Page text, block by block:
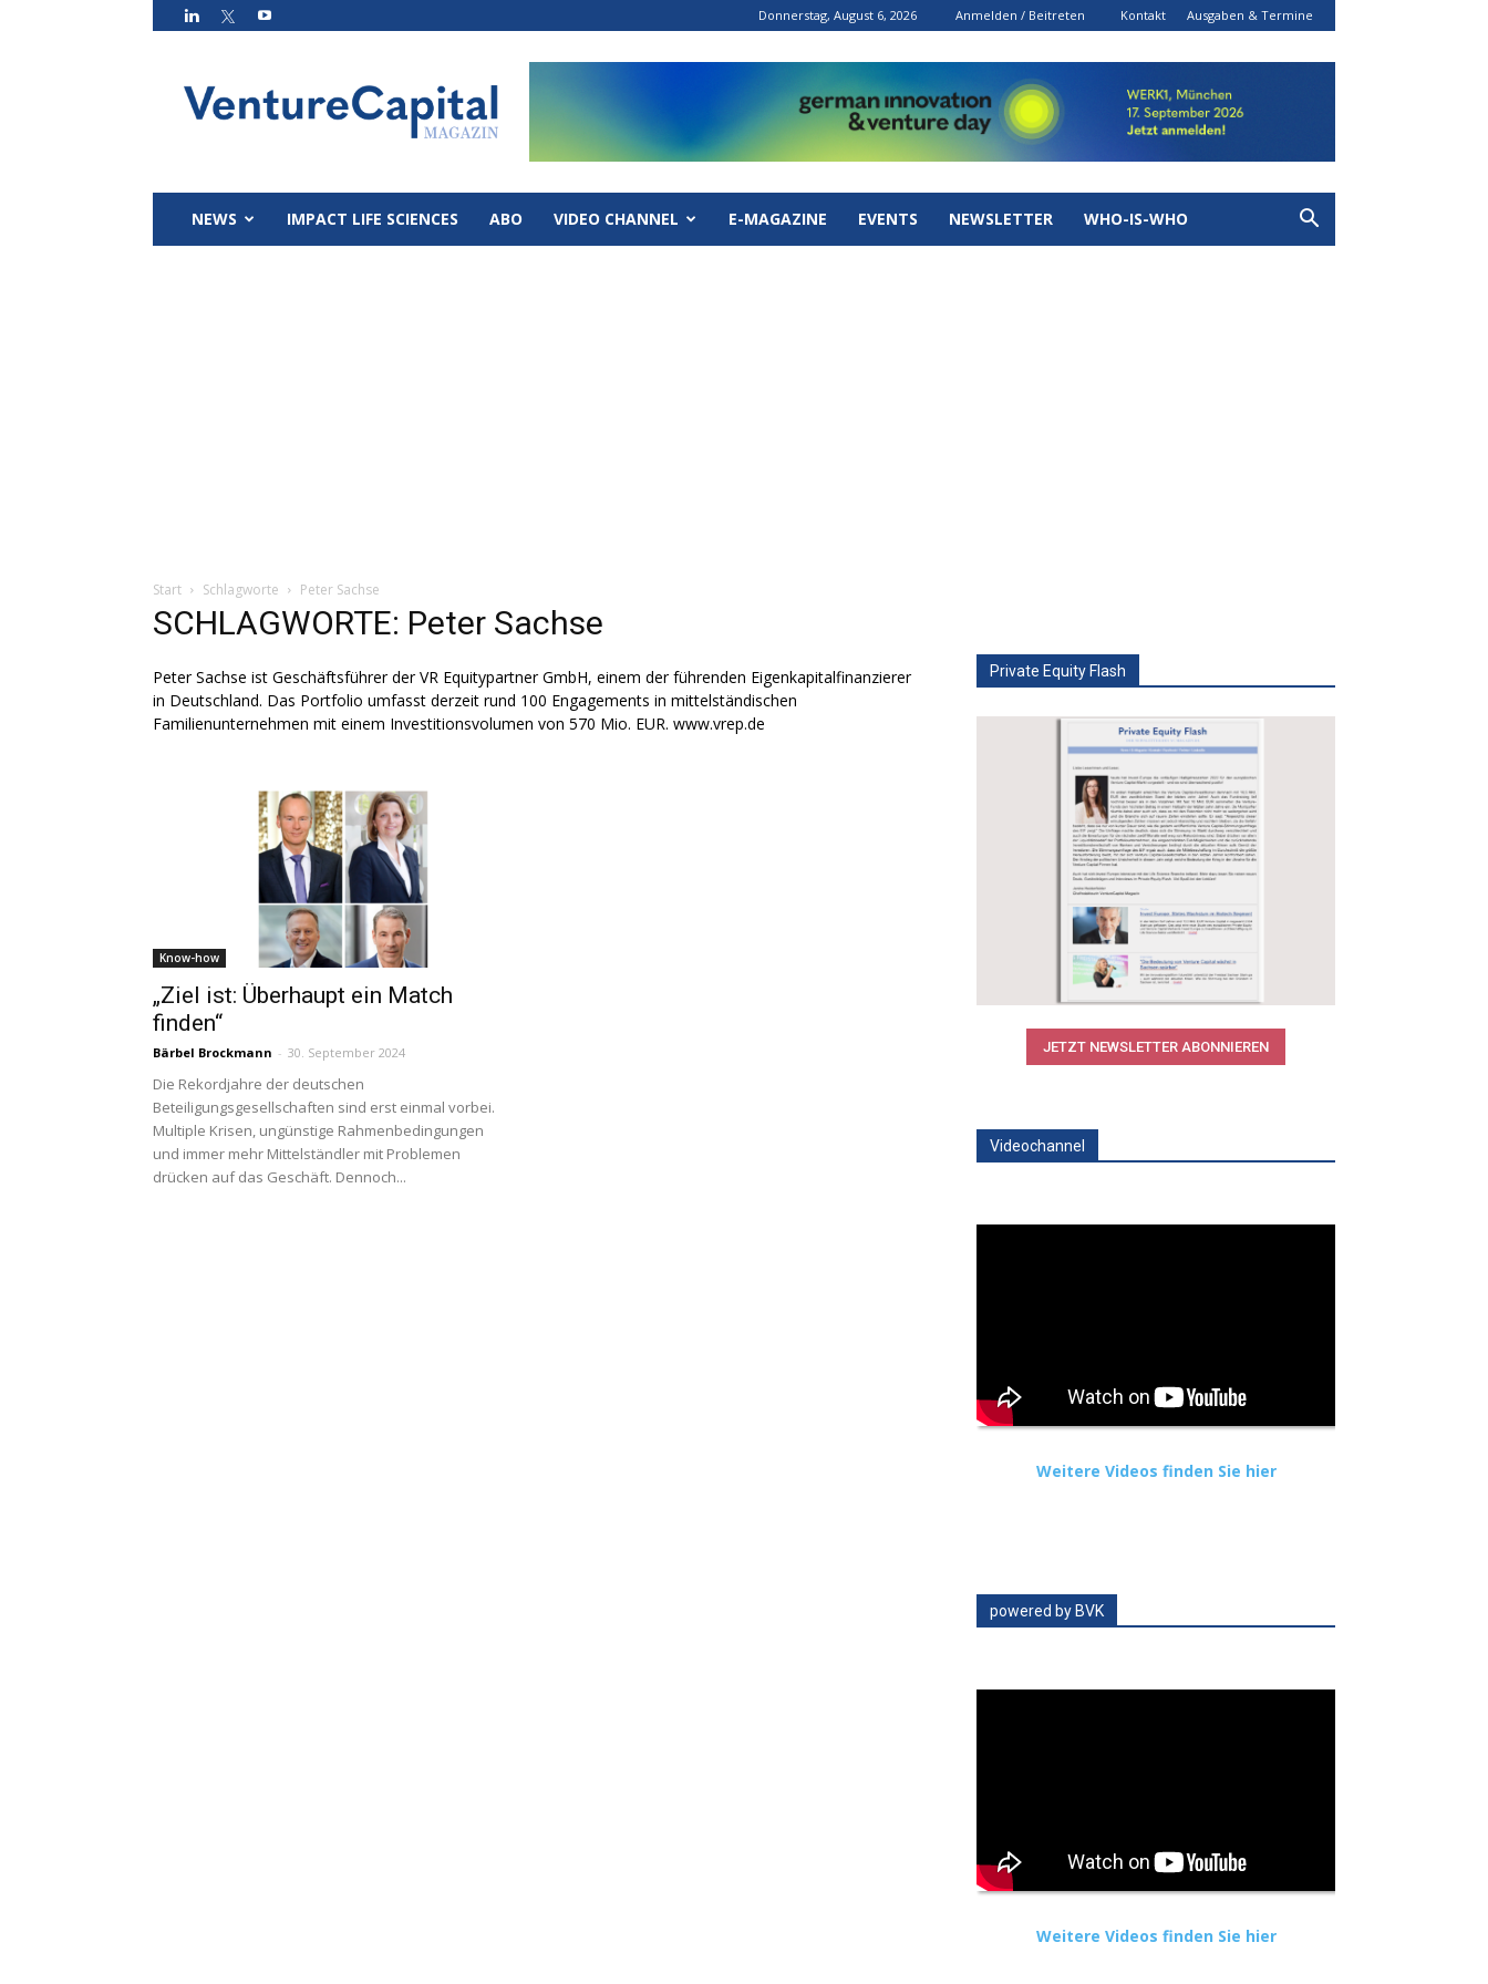
Donnerstag, August 6, 2026 Anmelden / Beitreten Kontakt Ausgaben & Termine
Magazin
NEWS IMPACT LIFE SCIENCES ABO VIDEO CHANNEL E-MAGAZINE EVENTS NEWSLETTER WHO-IS-WHO
Start Schlagworte Peter Sachse
SCHLAGWORTE: Peter Sachse
Peter Sachse ist Geschäftsführer der VR Equitypartner GmbH, einem der führenden Eigenkapitalfinanzierer
in Deutschland. Das Portfolio umfasst derzeit rund 100 Engagements in mittelständischen
Familienunternehmen mit einem Investitionsvolumen von 570 Mio. EUR. www.vrep.de
Know-how
„Ziel ist: Überhaupt ein Match
finden“
Bärbel Brockmann - 30. September 2024
Die Rekordjahre der deutschen
Beteiligungsgesellschaften sind erst einmal vorbei.
Multiple Krisen, ungünstige Rahmenbedingungen
und immer mehr Mittelständler mit Problemen
drücken auf das Geschäft. Dennoch...
Private Equity Flash
JETZT NEWSLETTER ABONNIEREN
Videochannel
Weitere Videos finden Sie hier
powered by BVK
Weitere Videos finden Sie hier